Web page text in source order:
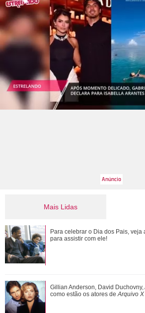
Mais Lidas
Adriana manda Iuri procurar o anel
dos capítulos de Quem Ama Cuida
Gulnaz muda de ideia sobre Omer
Veja o resumo dos capítulos de
Para celebrar o Dia dos Pais, veja
para assistir com ele!
Gillian Anderson, David
como estão os atores de Arquivo X